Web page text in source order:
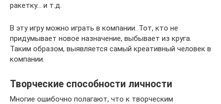
ракетку… и т.д.
В эту игру можно играть в компании. Тот, кто не
придумывает новое назначение, выбывает из круга.
Таким образом, выявляется самый креативный человек в
компании.
Творческие способности личности
Многие ошибочно полагают, что к творческим